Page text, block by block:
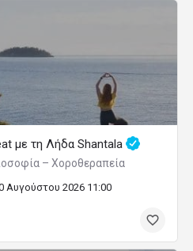
με τη Λήδα Shantala
– Χοροθεραπεία
Αυγούστου 2026 11:00